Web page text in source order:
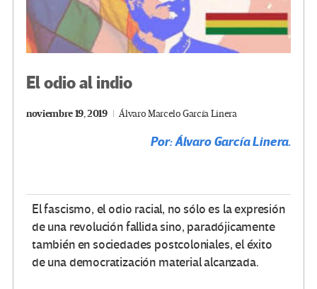
El odio al indio
noviembre 19, 2019 Álvaro Marcelo García Linera
Por: Álvaro García Linera.
El fascismo, el odio racial, no sólo es la expresión
de una revolución fallida sino, paradójicamente
también en sociedades postcoloniales, el éxito
de una democratización material alcanzada.